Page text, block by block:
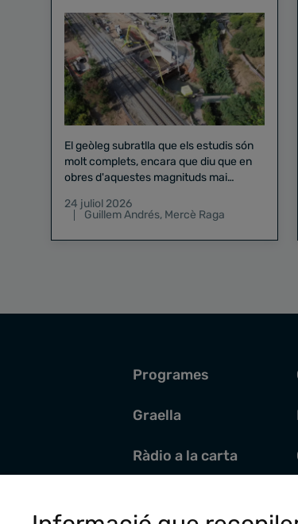
El geòleg subratlla que els estudis són
molt complets, encara que diu que en
obres d'aquestes magnituds mai
24 juliol 2026
Guillem Andrés, Mercè Raga
Programes
Graella
Ràdio a la carta